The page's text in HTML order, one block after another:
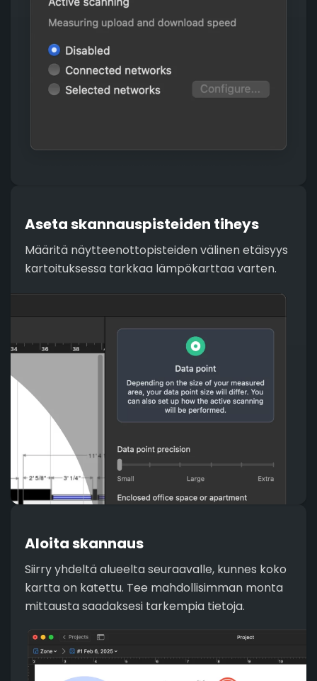
Aseta skannauspisteiden tiheys
Määritä näytteenottopisteiden välinen etäisyys
kartoituksessa tarkkaa lämpökarttaa varten.
Aloita skannaus
Siirry yhdeltä alueelta seuraavalle, kunnes koko
kartta on katettu. Tee mahdollisimman monta
mittausta saadaksesi tarkempia tietoja.